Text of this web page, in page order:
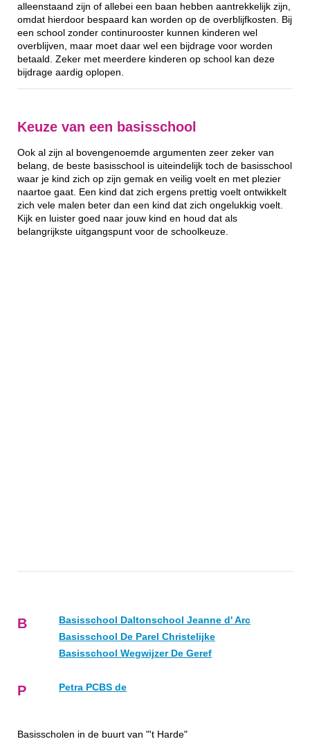
alleenstaand zijn of allebei een baan hebben aantrekkelijk zijn,
omdat hierdoor bespaard kan worden op de overblijfkosten. Bij
een school zonder continurooster kunnen kinderen wel
overblijven, maar moet daar wel een bijdrage voor worden
betaald. Zeker met meerdere kinderen op school kan deze
bijdrage aardig oplopen.
Keuze van een basisschool
Ook al zijn al bovengenoemde argumenten zeer zeker van
belang, de beste basisschool is uiteindelijk toch de basisschool
waar je kind zich op zijn gemak en veilig voelt en met plezier
naartoe gaat. Een kind dat zich ergens prettig voelt ontwikkelt
zich vele malen beter dan een kind dat zich ongelukkig voelt.
Kijk en luister goed naar jouw kind en houd dat als
belangrijkste uitgangspunt voor de schoolkeuze.
B
Basisschool Daltonschool Jeanne d' Arc
Basisschool De Parel Christelijke
Basisschool Wegwijzer De Geref
P Petra PCBS de
Basisscholen in de buurt van "'t Harde"